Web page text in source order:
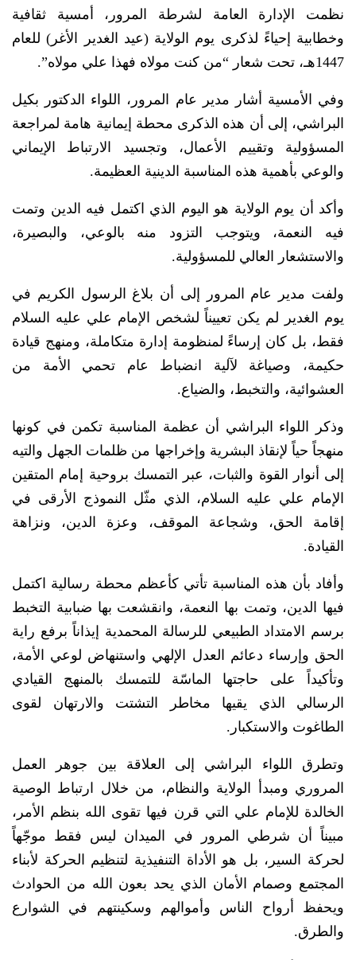
نظمت الإدارة العامة لشرطة المرور، أمسية ثقافية
وخطابية إحياءً لذكرى يوم الولاية (عيد الغدير الأغر) للعام
1447هـ، تحت شعار “من كنت مولاه فهذا علي مولاه”.
وفي الأمسية أشار مدير عام المرور، اللواء الدكتور بكيل
البراشي، إلى أن هذه الذكرى محطة إيمانية هامة لمراجعة
المسؤولية وتقييم الأعمال، وتجسيد الارتباط الإيماني
والوعي بأهمية هذه المناسبة الدينية العظيمة.
وأكد أن يوم الولاية هو اليوم الذي اكتمل فيه الدين وتمت
فيه النعمة، ويتوجب التزود منه بالوعي، والبصيرة،
والاستشعار العالي للمسؤولية.
ولفت مدير عام المرور إلى أن بلاغ الرسول الكريم في
يوم الغدير لم يكن تعييناً لشخص الإمام علي عليه السلام
فقط، بل كان إرساءً لمنظومة إدارة متكاملة، ومنهج قيادة
حكيمة، وصياغة لآلية انضباط عام تحمي الأمة من
العشوائية، والتخبط، والضياع.
وذكر اللواء البراشي أن عظمة المناسبة تكمن في كونها
منهجاً حياً لإنقاذ البشرية وإخراجها من ظلمات الجهل والتيه
إلى أنوار القوة والثبات، عبر التمسك بروحية إمام المتقين
الإمام علي عليه السلام، الذي مثّل النموذج الأرقى في
إقامة الحق، وشجاعة الموقف، وعزة الدين، ونزاهة
القيادة.
وأفاد بأن هذه المناسبة تأتي كأعظم محطة رسالية اكتمل
فيها الدين، وتمت بها النعمة، وانقشعت بها ضبابية التخبط
برسم الامتداد الطبيعي للرسالة المحمدية إيذاناً برفع راية
الحق وإرساء دعائم العدل الإلهي واستنهاض لوعي الأمة،
وتأكيداً على حاجتها الماسّة للتمسك بالمنهج القيادي
الرسالي الذي يقيها مخاطر التشتت والارتهان لقوى
الطاغوت والاستكبار.
وتطرق اللواء البراشي إلى العلاقة بين جوهر العمل
المروري ومبدأ الولاية والنظام، من خلال ارتباط الوصية
الخالدة للإمام علي التي قرن فيها تقوى الله بنظم الأمر،
مبيناً أن شرطي المرور في الميدان ليس فقط موجّهاً
لحركة السير، بل هو الأداة التنفيذية لتنظيم الحركة لأبناء
المجتمع وصمام الأمان الذي يحد بعون الله من الحوادث
ويحفظ أرواح الناس وأموالهم وسكينتهم في الشوارع
والطرق.